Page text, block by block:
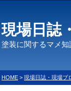
現場日誌
塗装に関するマメ
HOME > 現場日誌・現場ブ